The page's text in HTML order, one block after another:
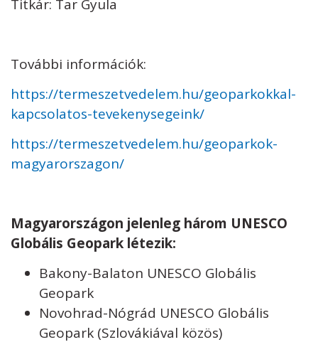
Titkár: Tar Gyula
További információk:
https://termeszetvedelem.hu/geoparkokkal-
kapcsolatos-tevekenysegeink/
https://termeszetvedelem.hu/geoparkok-
magyarorszagon/
Magyarországon jelenleg három UNESCO
Globális Geopark létezik:
Bakony-Balaton UNESCO Globális
Geopark
Novohrad-Nógrád UNESCO Globális
Geopark (Szlovákiával közös)